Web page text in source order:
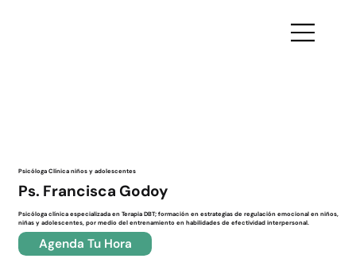
Psicóloga Clínica niños y adolescentes
Ps. Francisca Godoy
Psicóloga clínica especializada en Terapia DBT; formación en estrategias de regulación emocional en niños,
niñas y adolescentes, por medio del entrenamiento en habilidades de efectividad interpersonal.
Agenda Tu Hora